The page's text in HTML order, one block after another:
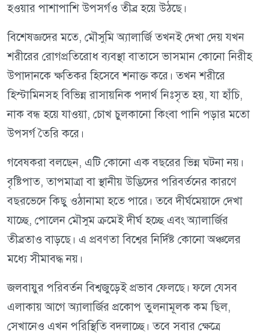
হওয়ার পাশাপাশি উপসর্গও তীব্র হয়ে উঠছে।
বিশেষজ্ঞদের মতে, মৌসুমি অ্যালার্জি তখনই দেখা দেয় যখন
শরীরের রোগপ্রতিরোধ ব্যবস্থা বাতাসে ভাসমান কোনো নিরীহ
উপাদানকে ক্ষতিকর হিসেবে শনাক্ত করে। তখন শরীরে
হিস্টামিনসহ বিভিন্ন রাসায়নিক পদার্থ নিঃসৃত হয়, যা হাঁচি,
নাক বন্ধ হয়ে যাওয়া, চোখ চুলকানো কিংবা পানি পড়ার মতো
উপসর্গ তৈরি করে।
গবেষকরা বলছেন, এটি কোনো এক বছরের ভিন্ন ঘটনা নয়।
বৃষ্টিপাত, তাপমাত্রা বা স্থানীয় উদ্ভিদের পরিবর্তনের কারণে
বছরভেদে কিছু ওঠানামা হতে পারে। তবে দীর্ঘমেয়াদে দেখা
যাচ্ছে, পোলেন মৌসুম ক্রমেই দীর্ঘ হচ্ছে এবং অ্যালার্জির
তীব্রতাও বাড়ছে। এ প্রবণতা বিশ্বের নির্দিষ্ট কোনো অঞ্চলের
মধ্যে সীমাবদ্ধ নয়।
জলবায়ুর পরিবর্তন বিশ্বজুড়েই প্রভাব ফেলছে। ফলে যেসব
এলাকায় আগে অ্যালার্জির প্রকোপ তুলনামূলক কম ছিল,
সেখানেও এখন পরিস্থিতি বদলাচ্ছে। তবে সবার ক্ষেত্রে